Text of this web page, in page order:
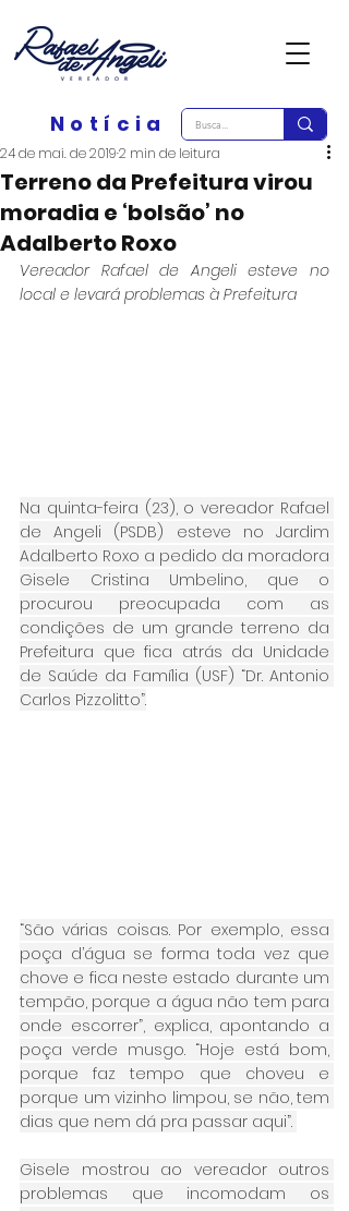
Notícia
Terreno da Prefeitura virou
moradia e ‘bolsão’ no
Adalberto Roxo
24 de mai. de 20192 min de leitura
Vereador Rafael de Angeli esteve no
local e levará problemas à Prefeitura
Na quinta-feira (23), o vereador Rafael
de Angeli (PSDB) esteve no Jardim
Adalberto Roxo a pedido da moradora
Gisele Cristina Umbelino, que o
procurou preocupada com as
condições de um grande terreno da
Prefeitura que fica atrás da Unidade
de Saúde da Família (USF) “Dr. Antonio
Carlos Pizzolitto”.
“São várias coisas. Por exemplo, essa
poça d’água se forma toda vez que
chove e fica neste estado durante um
tempão, porque a água não tem para
onde escorrer”, explica, apontando a
poça verde musgo. “Hoje está bom,
porque faz tempo que choveu e
porque um vizinho limpou, se não, tem
dias que nem dá pra passar aqui”.
Gisele mostrou ao vereador outros
problemas que incomodam os